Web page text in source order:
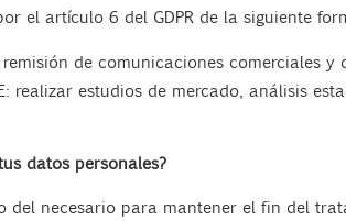
el artículo 6 del GDPR de la siguiente
de comunicaciones comerciales
realizar estudios de mercado, análisis
datos personales?
del necesario para mantener el fin del